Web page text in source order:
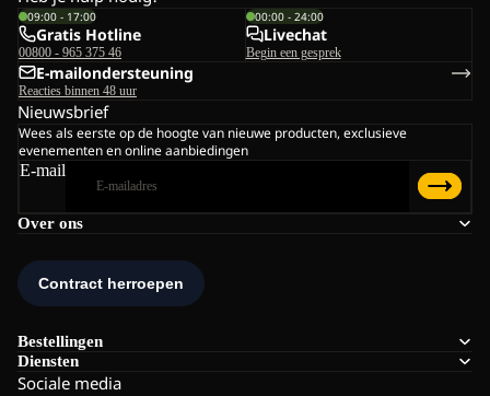
Over ons
Bestellingen
Diensten
Sociale media
09:00 - 17:00
Gratis Hotline
00800 - 965 375 46
00:00 - 24:00
Livechat
Begin een gesprek
E-mailondersteuning
Reacties binnen 48 uur
Nieuwsbrief
Wees als eerste op de hoogte van nieuwe producten, exclusieve
evenementen en online aanbiedingen
E-mail